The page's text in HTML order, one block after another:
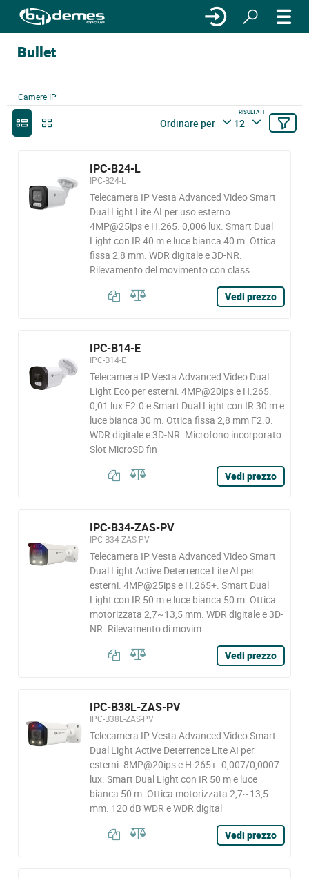
Bullet
Camere IP
Ordinare per
RISULTATI
12
IPC-B24-L
IPC-B24-L
Telecamera IP Vesta Advanced Video Smart
Dual Light Lite AI per uso esterno.
4MP@25ips e H.265. 0,006 lux. Smart Dual
Light con IR 40 m e luce bianca 40 m. Ottica
fissa 2,8 mm. WDR digitale e 3D-NR.
Rilevamento del movimento con class
Vedi prezzo
IPC-B14-E
IPC-B14-E
Telecamera IP Vesta Advanced Video Dual
Light Eco per esterni. 4MP@20ips e H.265.
0,01 lux F2.0 e Smart Dual Light con IR 30 m e
luce bianca 30 m. Ottica fissa 2,8 mm F2.0.
WDR digitale e 3D-NR. Microfono incorporato.
Slot MicroSD fin
Vedi prezzo
IPC-B34-ZAS-PV
IPC-B34-ZAS-PV
Telecamera IP Vesta Advanced Video Smart
Dual Light Active Deterrence Lite AI per
esterni. 4MP@25ips e H.265+. Smart Dual
Light con IR 50 m e luce bianca 50 m. Ottica
motorizzata 2,7~13,5 mm. WDR digitale e 3D-
NR. Rilevamento di movim
Vedi prezzo
IPC-B38L-ZAS-PV
IPC-B38L-ZAS-PV
Telecamera IP Vesta Advanced Video Smart
Dual Light Active Deterrence Lite AI per
esterni. 8MP@20ips e H.265+. 0,007/0,0007
lux. Smart Dual Light con IR 50 m e luce
bianca 50 m. Ottica motorizzata 2,7~13,5
mm. 120 dB WDR e WDR digital
Vedi prezzo